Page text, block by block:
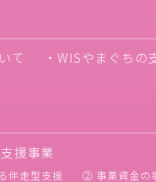
て
・WISやまぐちの
援事業
伴走型支援 ② 事業資金の